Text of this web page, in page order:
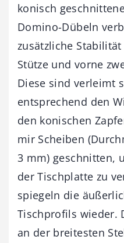
konisch
Domino-Dübeln
zusätzliche
Stütze und vorne
Diese sind verleimt
entsprechend den
den konischen
mir Scheiben
3 mm) geschnitten,
der Tischplatte zu
spiegeln die
Tischprofils wieder.
an der breitesten